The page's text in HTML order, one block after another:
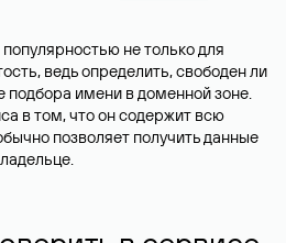
не только для
ведь определить, свободен ли
имени в доменной зоне.
в том, что он содержит всю
позволяет получить данные